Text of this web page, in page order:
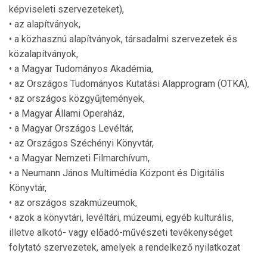
képviseleti szervezeteket),
• az alapítványok,
• a közhasznú alapítványok, társadalmi szervezetek és
közalapítványok,
• a Magyar Tudományos Akadémia,
• az Országos Tudományos Kutatási Alapprogram (OTKA),
• az országos közgyűjtemények,
• a Magyar Állami Operaház,
• a Magyar Országos Levéltár,
• az Országos Széchényi Könyvtár,
• a Magyar Nemzeti Filmarchívum,
• a Neumann János Multimédia Központ és Digitális
Könyvtár,
• az országos szakmúzeumok,
• azok a könyvtári, levéltári, múzeumi, egyéb kulturális,
illetve alkotó- vagy előadó-művészeti tevékenységet
folytató szervezetek, amelyek a rendelkező nyilatkozat